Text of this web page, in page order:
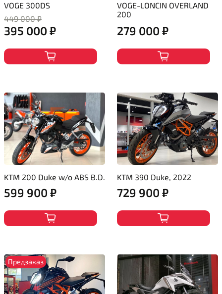
VOGE 300DS
449 000 ₽
395 000 ₽
VOGE-LONCIN OVERLAND
200
279 000 ₽
KTM 200 Duke w/o ABS B.D.
599 900 ₽
KTM 390 Duke, 2022
729 900 ₽
Предзаказ